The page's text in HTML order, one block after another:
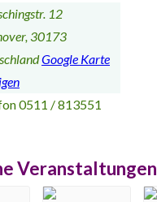
12
,30173
Google Karte
0511 / 813551
Veranstaltungen